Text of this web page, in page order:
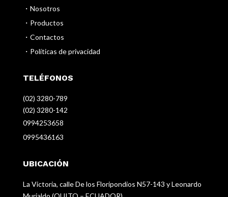
・Nosotros
・Productos
・Contactos
・Políticas de privacidad
TELÉFONOS
(02) 3280-789
(02) 3280-142
0994253658
0995436163
UBICACIÓN
La Victoria, calle De los Floripondios N57-143 y Leonardo